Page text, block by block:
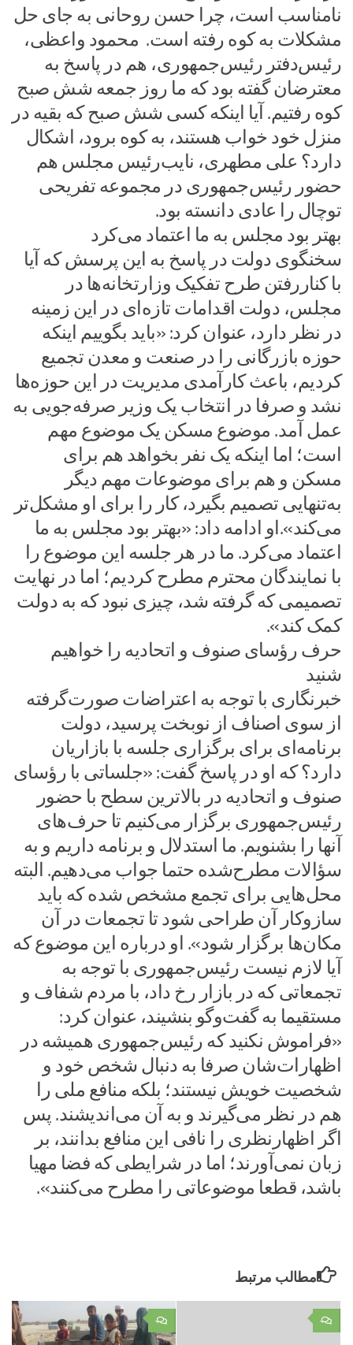
نامناسب است، چرا حسن روحانی به جای حل
مشکلات به کوه رفته است. محمود واعظی،
رئیس‌دفتر رئیس‌جمهوری، هم در پاسخ به
معترضان گفته بود که ما روز جمعه شش صبح
کوه رفتیم. آیا اینکه کسی شش صبح که بقیه در
منزل خود خواب هستند، به کوه برود، اشکال
دارد؟ علی مطهری، نایب‌رئیس مجلس هم
حضور رئیس‌جمهوری در مجموعه تفریحی
توچال را عادی دانسته بود.
بهتر بود مجلس به ما اعتماد می‌کرد
سخنگوی دولت در پاسخ به این پرسش که آیا
با کنار‌رفتن طرح تفکیک وزارتخانه‌ها در
مجلس، دولت اقدامات تازه‌ای در این زمینه
در نظر دارد، عنوان کرد: «باید بگوییم اینکه
حوزه بازرگانی را در صنعت و معدن تجمیع
کردیم، باعث کارآمدی مدیریت در این حوزه‌ها
نشد و صرفا در انتخاب یک وزیر صرفه‌جویی به
عمل آمد. موضوع مسکن یک موضوع مهم
است؛ اما اینکه یک نفر بخواهد هم برای
مسکن و هم برای موضوعات مهم دیگر
به‌تنهایی تصمیم بگیرد، کار را برای او مشکل‌تر
می‌کند».او ادامه داد: «بهتر بود مجلس به ما
اعتماد می‌کرد. ما در هر جلسه این موضوع را
با نمایندگان محترم مطرح کردیم؛ اما در نهایت
تصمیمی که گرفته شد، چیزی نبود که به دولت
کمک کند».
حرف رؤسای صنوف و اتحادیه را خواهیم
شنید
خبرنگاری با توجه به اعتراضات صورت‌گرفته
از سوی اصناف از نوبخت پرسید، دولت
برنامه‌ای برای برگزاری جلسه با بازاریان
دارد؟ که او در پاسخ گفت: «جلساتی با رؤسای
صنوف و اتحادیه در بالاترین سطح با حضور
رئیس‌جمهوری برگزار می‌کنیم تا حرف‌های
آنها را بشنویم. ما استدلال و برنامه داریم و به
سؤالات مطرح‌شده حتما جواب می‌دهیم. البته
محل‌هایی برای تجمع مشخص شده که باید
سازوکار آن طراحی شود تا تجمعات در آن
مکان‌ها برگزار شود». او درباره این موضوع که
آیا لازم نیست رئیس‌جمهوری با توجه به
تجمعاتی که در بازار رخ داد، با مردم شفاف و
مستقیما به گفت‌وگو بنشیند، عنوان کرد:
«فراموش نکنید که رئیس‌جمهوری همیشه در
اظهارات‌شان صرفا به دنبال شخص خود و
شخصیت خویش نیستند؛ بلکه منافع ملی را
هم در نظر می‌گیرند و به آن می‌اندیشند. پس
اگر اظهارنظری را نافی این منافع بدانند، بر
زبان نمی‌آورند؛ اما در شرایطی که فضا مهیا
باشد، قطعا موضوعاتی را مطرح می‌کنند».
مطالب مرتبط
۰ ۰